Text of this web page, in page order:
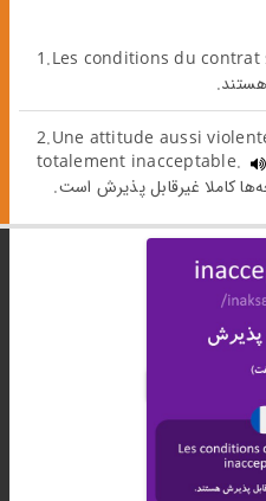
1.Les conditions du
2.Une attitude aussi
totalement inacceptable.